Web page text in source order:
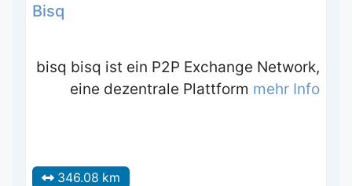
Bisq
bisq bisq ist ein P2P Exchange Network,
eine dezentrale Plattform mehr Info
346.08 km